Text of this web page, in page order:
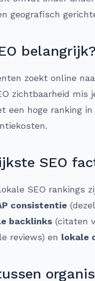
geografisch
belangrijk?
zoekt online
zichtbaarheid
een hoge ranking
SEO
SEO rankings
consistentie
backlinks (citaten
reviews) en lokale